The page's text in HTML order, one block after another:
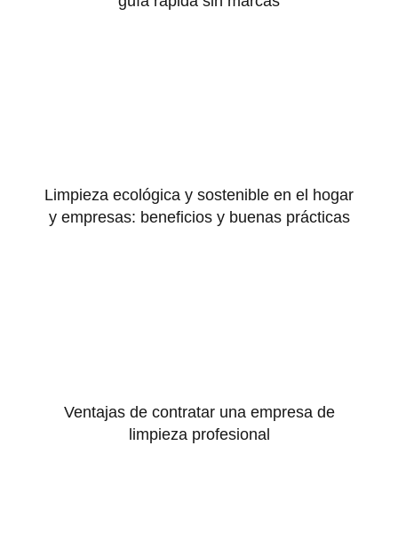
Limpieza ecológica y sostenible en el hogar
y empresas: beneficios y buenas prácticas
Ventajas de contratar una empresa de
limpieza profesional